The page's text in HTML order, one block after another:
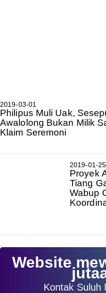
2019-03-01
Philipus Muli Uak,
Awalolong Bukan Milik
Klaim Seremoni
2019-01-25
Proyek
Tiang
Wabup
Website
Kontak Suluh